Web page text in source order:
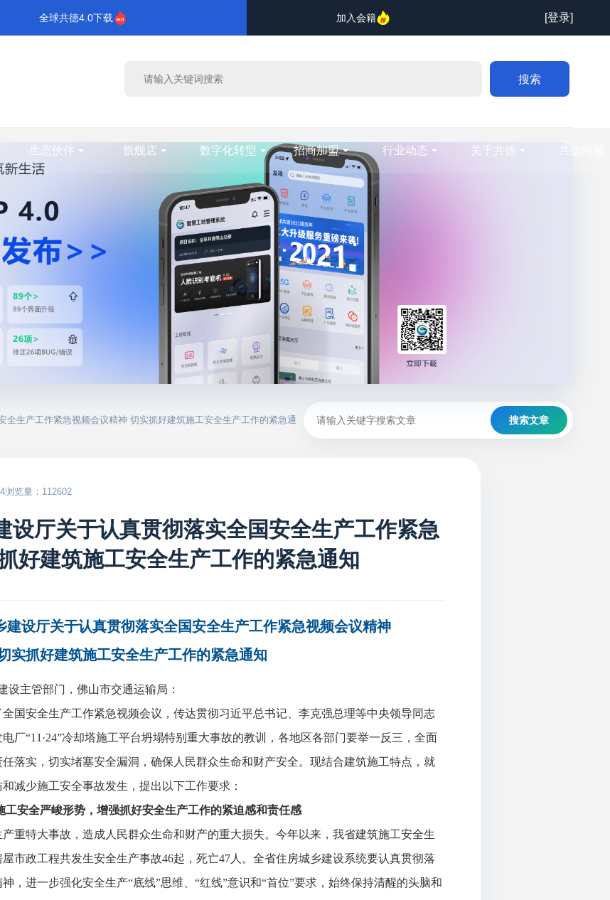
全球共德4.0下载 加入会籍 [登录]
搜索
生态伙伴 旗舰店 数字化转型 招商加盟 行业动态 关于共德 共信商城
生产工作紧急视频会议精神 切实抓好建筑施工安全生产工作的紧急通
搜索文章
浏览量：112602
设厅关于认真贯彻落实全国安全生产工作紧急
好建筑施工安全生产工作的紧急通知
建设厅关于认真贯彻落实全国安全生产工作紧急视频会议精神
实抓好建筑施工安全生产工作的紧急通知
主管部门，佛山市交通运输局：
安全生产工作紧急视频会议，传达贯彻习近平总书记、李克强总理等中央领导同志
厂“11·24”冷却塔施工平台坍塌特别重大事故的教训，各地区各部门要举一反三，全面
落实，切实堵塞安全漏洞，确保人民群众生命和财产安全。现结合建筑施工特点，就
减少施工安全事故发生，提出以下工作要求：
工安全严峻形势，增强抓好安全生产工作的紧迫感和责任感
特大事故，造成人民群众生命和财产的重大损失。今年以来，我省建筑施工安全生
屋市政工程共发生安全生产事故46起，死亡47人。全省住房城乡建设系统要认真贯彻落
，进一步强化安全生产“底线”思维、“红线”意识和“首位”要求，始终保持清醒的头脑和